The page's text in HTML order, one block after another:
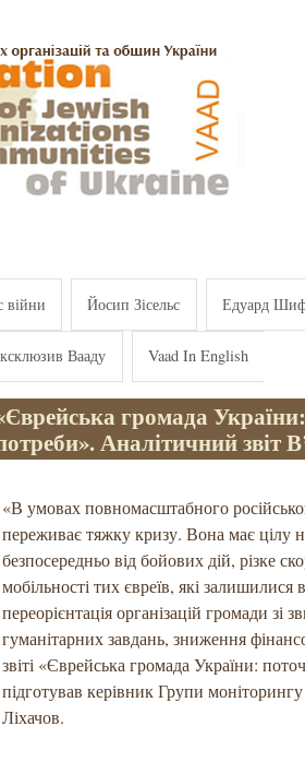
війни Йосип Зісельс Едуард
Вааду Vaad In English
громада
Аналітичний звіт
«В умовах повномасштабного
переживає тяжку кризу. Вона має цілу
безпосередньо від бойових дій, різке
мобільності тих євреїв, які залишилися
переорієнтація організацій громади зі
гуманітарних завдань, зниження
звіті «Єврейська громада України:
підготував керівник Групи
Ліхачов.